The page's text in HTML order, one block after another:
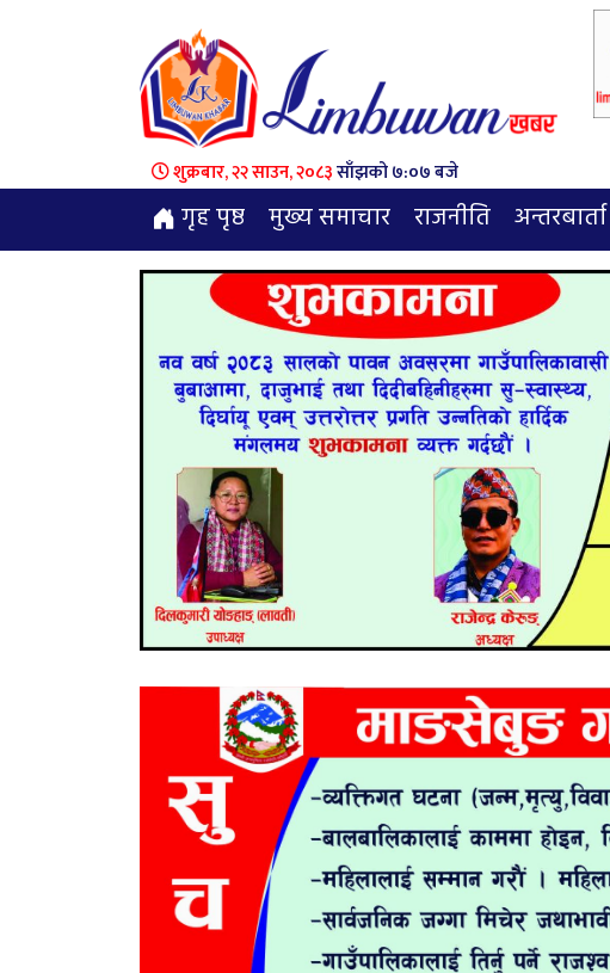
शुक्रबार, २२ साउन, २०८३साँझको ७:०७ बजे
गृह पृष्ठ मुख्य समाचार राजनीति अन्तरबार्ता